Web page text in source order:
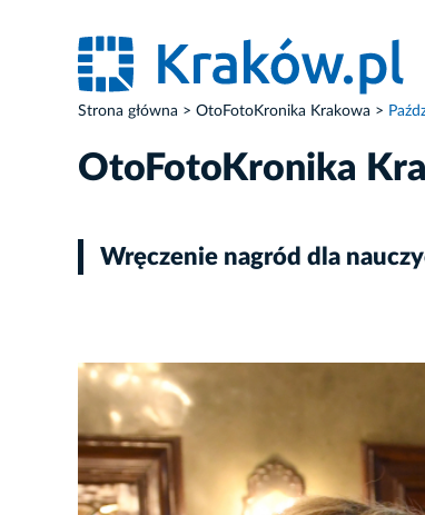
Strona główna OtoFotoKronika Krakowa
OtoFotoKronika
Wręczenie nagród dla